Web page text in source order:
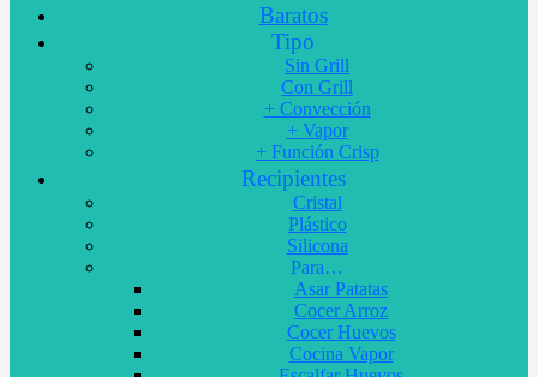
Baratos
Tipo
Sin Grill
Con Grill
+ Convección
+ Vapor
+ Función Crisp
Recipientes
Cristal
Plástico
Silicona
Para…
Asar Patatas
Cocer Arroz
Cocer Huevos
Cocina Vapor